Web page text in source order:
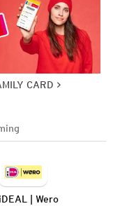
CARD
iDEAL | Wero